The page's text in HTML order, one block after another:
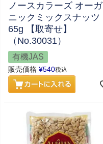
ノースカラーズ オーガ
ニックミックスナッツ
65g 【取寄せ】
（No.30031）
有機JAS
販売価格 ¥540税込